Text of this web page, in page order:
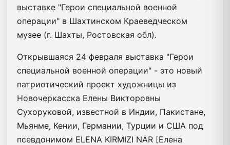
выставке "Герои специальной военной
операции" в Шахтинском Краеведческом
музее (г. Шахты, Ростовская обл).
Открывшаяся 24 февраля выставка "Герои
специальной военной операции" - это новый
патриотический проект художницы из
Новочеркасска Елены Викторовны
Сухоруковой, известной в Индии, Пакистане,
Мьянме, Кении, Германии, Турции и США под
псевдонимом ELENA KIRMIZI NAR [Елена